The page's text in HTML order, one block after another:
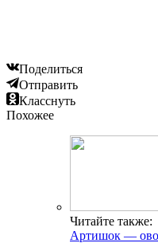
Поделиться
Отправить
Класснуть
Похожее
Читайте также:
Артишок —